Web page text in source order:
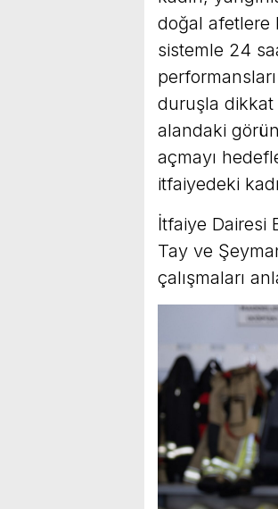
doğal afetlere
sistemle 24
duruşla dikkat
alandaki
açmayı
itfaiyedeki
İtfaiye Dairesi
Tay ve
çalışmaları